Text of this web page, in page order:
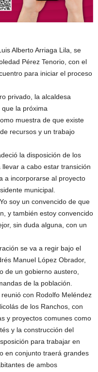
Alberto Arriaga Lila, se
Pérez Tenorio, con el
para iniciar el proceso
privado, la alcaldesa
la próxima
muestra de que existe
recursos y un trabajo
la disposición de los
a cabo estar transición
a incorporarse al proyecto
municipal.
soy un convencido de que
y también estoy convencido
sin duda alguna, con un
se va a regir bajo el
Manuel López Obrador,
de un gobierno austero,
de la población.
con Rodolfo Meléndez
de los Ranchos, con
y proyectos comunes como
y la construcción del
para trabajar en
en conjunto traerá grandes
de ambos